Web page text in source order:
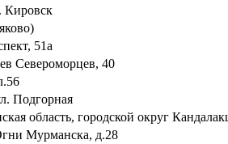
Кировск
51а
Североморцев, 40
Подгорная
область, городской округ
Мурманска, д.28